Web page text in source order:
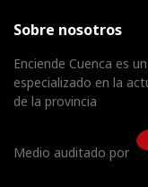
Sobre nosotros
Enciende Cuenca es
especializado en la
de la provincia
Medio auditado por